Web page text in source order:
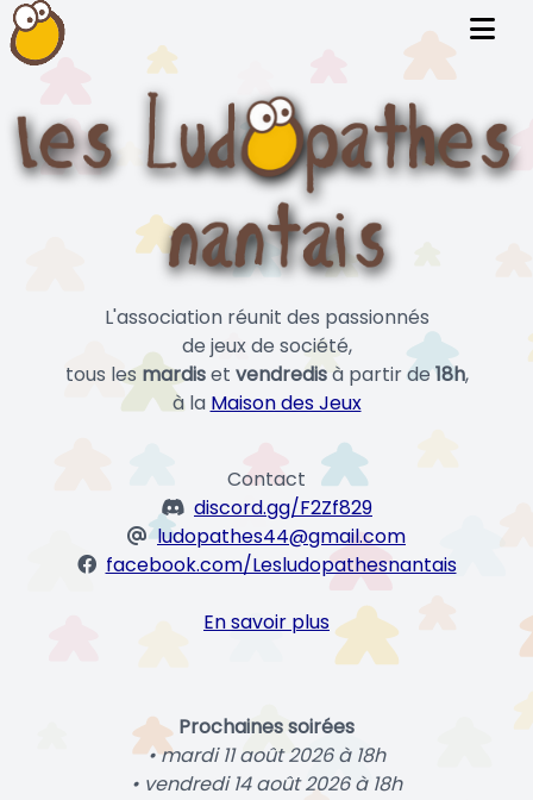
L'association réunit des passionnés
de jeux de société,
tous lesmardiset vendredisà partir de18h,
à la Maison des Jeux
Contact
discord.gg/F2Zf829
ludopathes44@gmail.com
facebook.com/Lesludopathesnantais
En savoir plus
Prochaines soirées
• mardi 11 août 2026 à 18h
• vendredi 14 août 2026 à 18h